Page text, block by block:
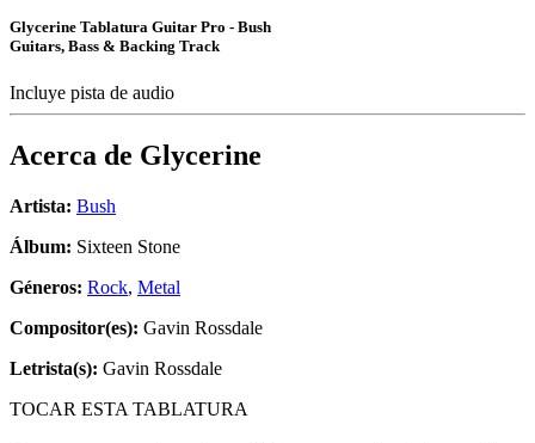
Glycerine Tablatura Guitar Pro - Bush
Guitars, Bass & Backing Track
Incluye pista de audio
Acerca de Glycerine
Artista: Bush
Álbum: Sixteen Stone
Géneros: Rock, Metal
Compositor(es): Gavin Rossdale
Letrista(s): Gavin Rossdale
TOCAR ESTA TABLATURA